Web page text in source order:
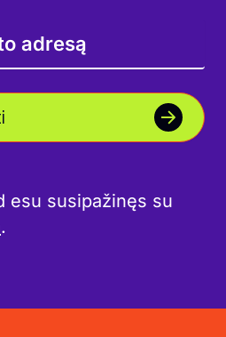
esu susipažinęs su
.